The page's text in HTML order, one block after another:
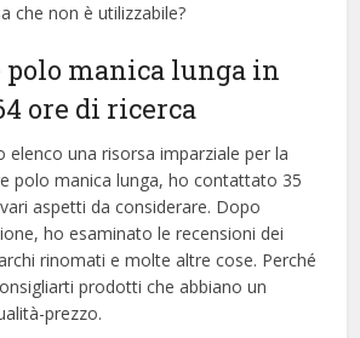
che non è utilizzabile?
manica lunga in
ore di ricerca
elenco una risorsa imparziale per la
polo manica lunga, ​​ho contattato 35
aspetti da considerare. Dopo
ho esaminato le recensioni dei
rinomati e molte altre cose. Perché
prodotti che abbiano un
prezzo.